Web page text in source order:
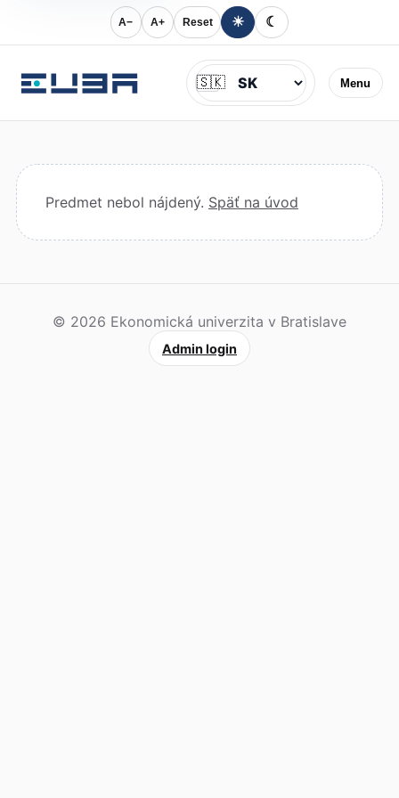
A− A+ Reset ☀ ☾
Menu
Jazyk
🇸🇰
Predmet nebol nájdený. Späť na úvod
© 2026 Ekonomická univerzita v Bratislave
Admin login